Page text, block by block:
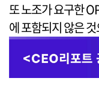
또 노조가 요구한
에 포함되지 않은